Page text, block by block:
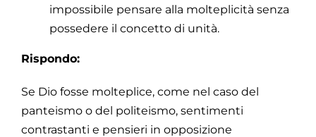
impossibile pensare alla molteplicità senza
possedere il concetto di unità.
Rispondo:
Se Dio fosse molteplice, come nel caso del
panteismo o del politeismo, sentimenti
contrastanti e pensieri in opposizione